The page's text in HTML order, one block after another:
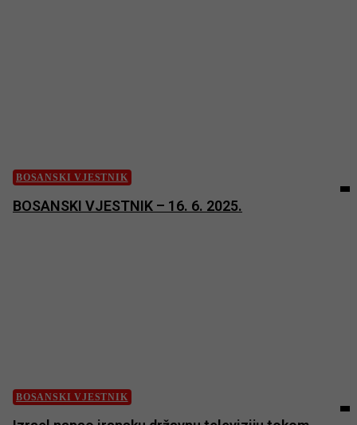
BOSANSKI VJESTNIK
BOSANSKI VJESTNIK – 16. 6. 2025.
BOSANSKI VJESTNIK